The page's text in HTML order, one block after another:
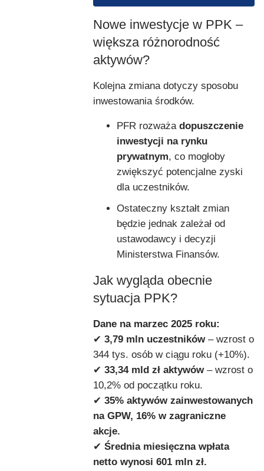
Nowe inwestycje w PPK –
większa różnorodność
aktywów?
Kolejna zmiana dotyczy sposobu
inwestowania środków.
PFR rozważa dopuszczenie
inwestycji na rynku
prywatnym, co mogłoby
zwiększyć potencjalne zyski
dla uczestników.
Ostateczny kształt zmian
będzie jednak zależał od
ustawodawcy i decyzji
Ministerstwa Finansów.
Jak wygląda obecnie
sytuacja PPK?
Dane na marzec 2025 roku:
✔ 3,79 mln uczestników– wzrost o
344 tys. osób w ciągu roku (+10%).
✔ 33,34 mld zł aktywów– wzrost o
10,2% od początku roku.
✔ 35% aktywów zainwestowanych
na GPW, 16% w zagraniczne
akcje.
✔ Średnia miesięczna wpłata
netto wynosi 601 mln zł.